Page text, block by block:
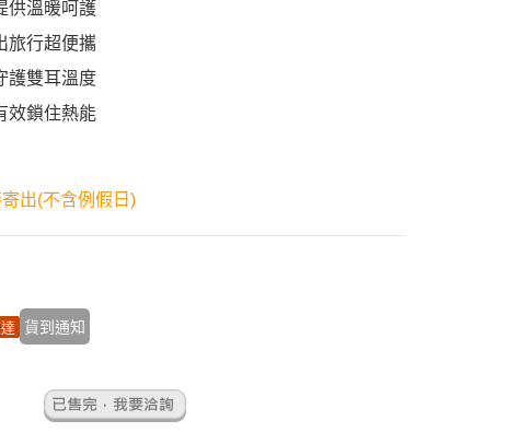
供溫暖呵護
旅行超便攜
護雙耳溫度
效鎖住熱能
出(不含例假日)
貨到通知